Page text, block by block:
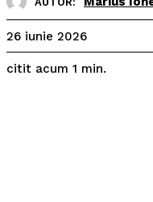
26 iunie 2026
citit acum 1 min.